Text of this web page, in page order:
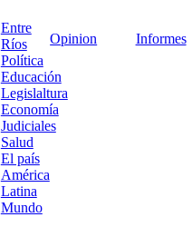
Entre
Ríos
Política
Educación
Legislaltura
Economía
Judiciales
Salud
El país
América
Latina
Mundo
Opinion Informes